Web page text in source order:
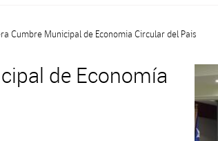
Cumbre Municipal de Economia Circular del Pais
de Economía